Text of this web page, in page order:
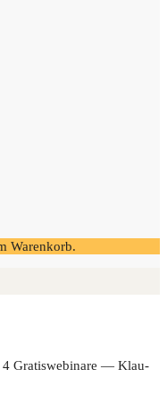
Warenkorb.
4 Gra­tis­web­i­na­re — Klau­